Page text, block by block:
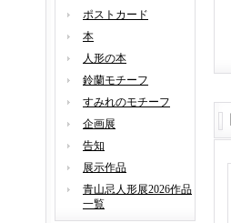
ポストカード
本
人形の本
鈴蘭モチーフ
すみれのモチーフ
企画展
告知
展示作品
青山忌人形展2026作品
一覧